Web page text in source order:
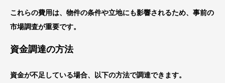
これらの費用は、物件の条件や立地にも影響されるため、事前の
市場調査が重要です。
資金調達の方法
資金が不足している場合、以下の方法で調達できます。